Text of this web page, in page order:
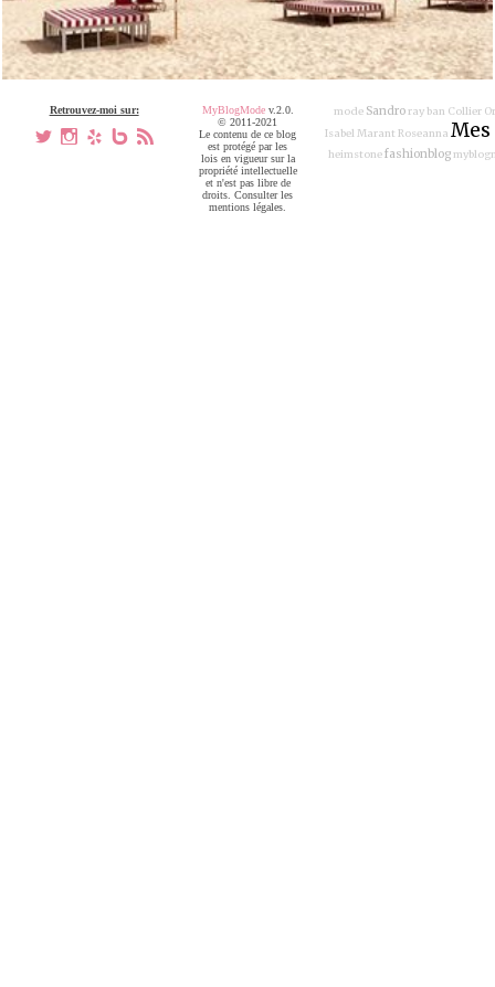
Retrouvez-moi sur:
a x h V ,
mode Sandroray ban Collier
Isabel Marant Roseanna
heimstonefashionblog
MyBlogModev.2.0.
© 2011-2021
Le contenu de ce blog
est protégé par les
lois en vigueur sur la
propriété intellectuelle
et n'est pas libre de
droits. Consulter les
mentions légales.